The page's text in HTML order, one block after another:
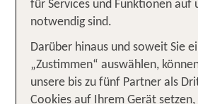
Lagunenlandschaften sind das
Gegend. Weltbekannte Resorts
Bibione an der adriatischen
wie Abano oder Montegrotto
Erholungssuchenden zur
für Services und Funktionen auf
notwendig sind.
Darüber hinaus und soweit Sie
„Zustimmen“ auswählen,
unsere bis zu fünf Partner als
Cookies auf Ihrem Gerät setzen,